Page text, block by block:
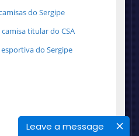
Leave a message
do Sergipe
titular do CSA
do Sergipe